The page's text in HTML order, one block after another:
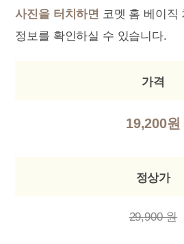
사진을 터치하면 코멧 홈 베이직
정보를 확인하실 수 있습니다.
가격
19,200원
정상가
29,900 원